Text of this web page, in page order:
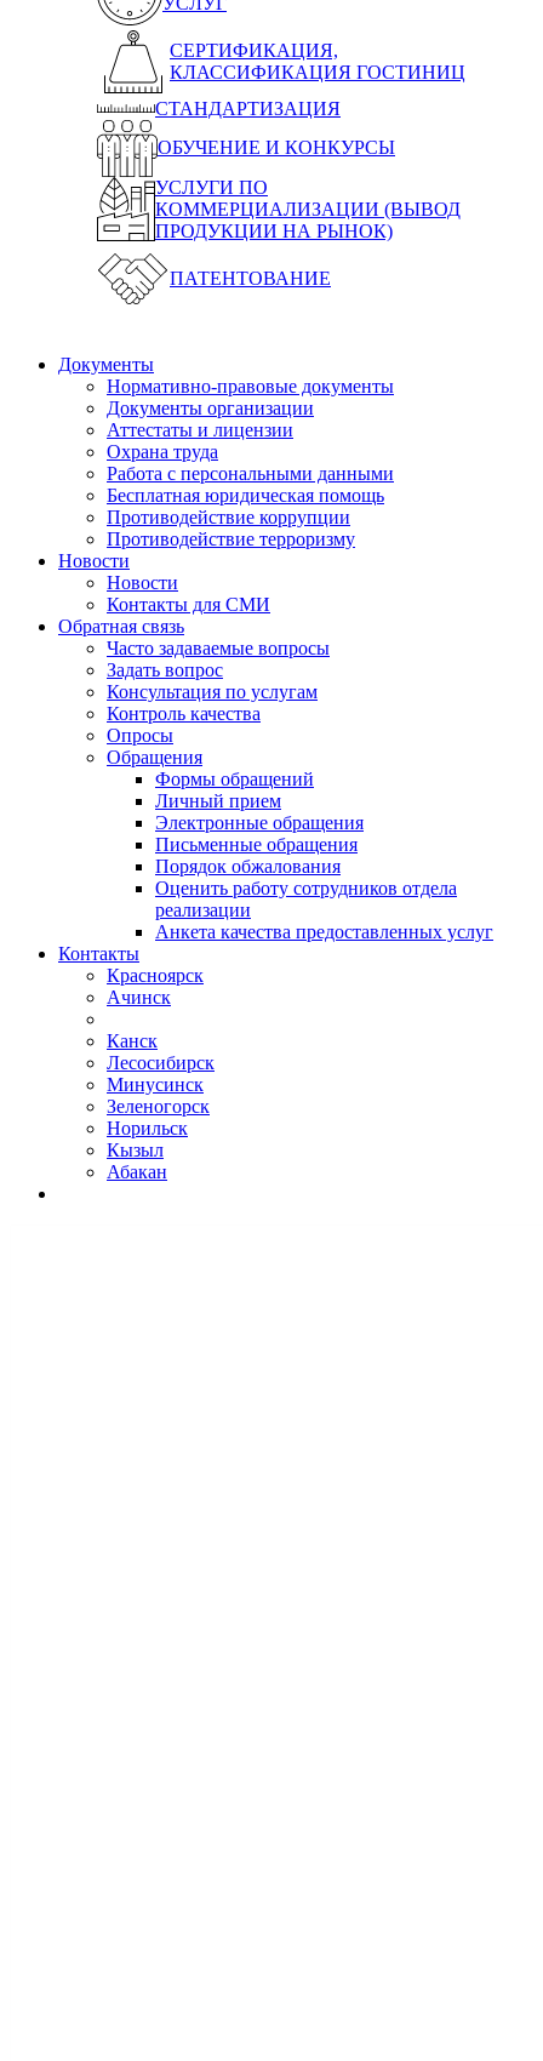
СЕРТИФИКАЦИЯ,
КЛАССИФИКАЦИЯ ГОСТИНИЦ
СТАНДАРТИЗАЦИЯ
ОБУЧЕНИЕ И КОНКУРСЫ
УСЛУГИ ПО
КОММЕРЦИАЛИЗАЦИИ (ВЫВОД
ПРОДУКЦИИ НА РЫНОК)
ПАТЕНТОВАНИЕ
Документы
Нормативно-правовые документы
Документы организации
Аттестаты и лицензии
Охрана труда
Работа с персональными данными
Бесплатная юридическая помощь
Противодействие коррупции
Противодействие терроризму
Новости
Новости
Контакты для СМИ
Обратная связь
Часто задаваемые вопросы
Задать вопрос
Консультация по услугам
Контроль качества
Опросы
Обращения
Формы обращений
Личный прием
Электронные обращения
Письменные обращения
Порядок обжалования
Оценить работу сотрудников отдела
реализации
Анкета качества предоставленных услуг
Контакты
Красноярск
Ачинск
Канск
Лесосибирск
Минусинск
Зеленогорск
Норильск
Кызыл
Абакан